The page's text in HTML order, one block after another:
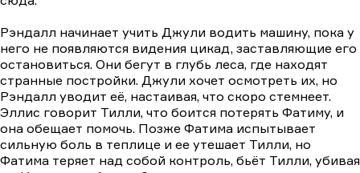
Рэндалл начинает учить Джули водить машину, пока у
него не появляются видения цикад, заставляющие его
остановиться. Они бегут в глубь леса, где находят
странные постройки. Джули хочет осмотреть их, но
Рэндалл уводит её, настаивая, что скоро стемнеет.
Эллис говорит Тилли, что боится потерять Фатиму, и
она обещает помочь. Позже Фатима испытывает
сильную боль в теплице и ее утешает Тилли, но
Фатима теряет над собой контроль, бьёт Тилли, убивая